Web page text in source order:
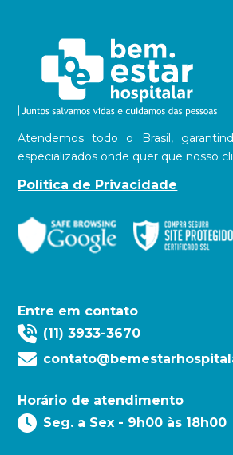
Atendemos todo o Brasil,
especializados onde quer que nosso
Política de Privacidade
Entre em contato
(11) 3933-3670
Horário de atendimento
Seg. a Sex - 9h00 às 18h00